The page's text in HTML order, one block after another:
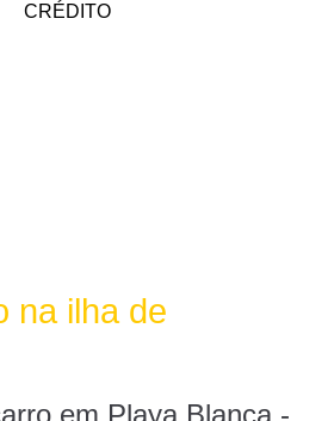
CRÉDITO
na ilha de
em Playa Blanca -